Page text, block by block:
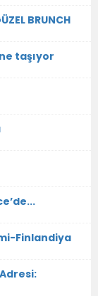
BRUNCH
taşıyor
Finlandiya